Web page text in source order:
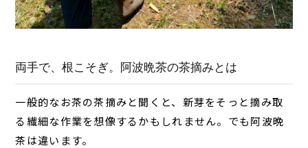
両手で、根こそぎ。阿波晩茶の茶摘みとは
一般的なお茶の茶摘みと聞くと、新芽をそっと摘み取
る繊細な作業を想像するかもしれません。でも阿波晩
茶は違います。